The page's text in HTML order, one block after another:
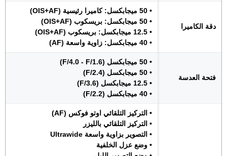
دقة الكاميرا
• 50 ميجابكسل: كاميرا رئيسية (OIS+AF)
• 50 ميجابكسل: بريسكوب (OIS+AF)
• 12.5 ميجابكسل: بريسكوب (OIS+AF)
• 40 ميجابكسل: زاوية واسعة (AF)
فتحة العدسة
• 50 ميجابكسل (F/4.0 - F/1.6)
• 50 ميجابكسل (F/2.4)
• 12.5 ميجابكسل (F/3.6)
• 40 ميجابكسل (F/2.2)
• التركيز التلقائي اوتو فوكس (AF)
• التركيز التلقائي بالليزر
• التصوير بزاوية واسعة Ultrawide
• وضع عزل الخلفية